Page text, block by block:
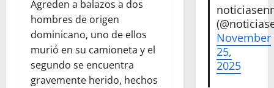
Agreden a balazos a dos
hombres de origen
dominicano, uno de ellos
murió en su camioneta y el
segundo se encuentra
gravemente herido, hechos
November
25,
2025